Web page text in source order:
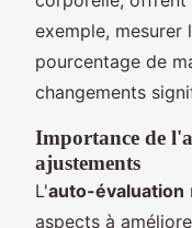
exemple,
pourcentage de
changements
Importance de
ajustements
L'auto-évaluation
aspects à